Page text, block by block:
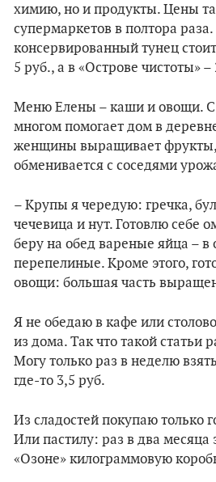
химию, но и продукты. Цены
супермаркетов в полтора
консервированный тунец
5 руб., а в «Острове чистоты» –
Меню Елены – каши и овощи. С
многом помогает дом в
женщины выращивает
обменивается с соседями
– Крупы я чередую: гречка,
чечевица и нут. Готовлю себе
беру на обед вареные яйца – в
перепелиные. Кроме этого,
овощи: большая часть
Я не обедаю в кафе или
из дома. Так что такой статьи
Могу только раз в неделю
где-то 3,5 руб.
Из сладостей покупаю только
Или пастилу: раз в два месяца
«Озоне» килограммовую